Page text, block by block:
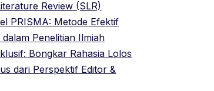
Review (SLR)
PRISMA: Metode Efektif
Penelitian Ilmiah
Bongkar Rahasia Lolos
dari Perspektif Editor &